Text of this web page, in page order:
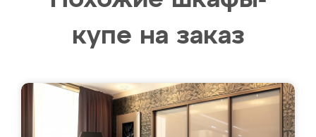
купе на заказ